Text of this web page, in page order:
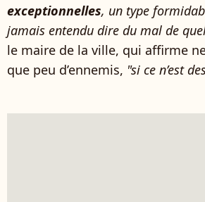
exceptionnelles, un type
jamais entendu dire du mal de
le maire de la ville, qui affirme
que peu d’ennemis, "si ce n’est